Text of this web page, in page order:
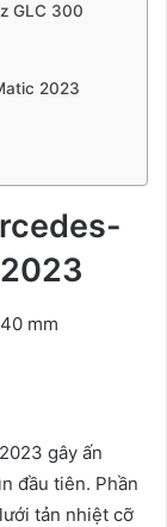
GLC 300
2023
mm
gây ấn
đầu tiên. Phần
tản nhiệt cỡ